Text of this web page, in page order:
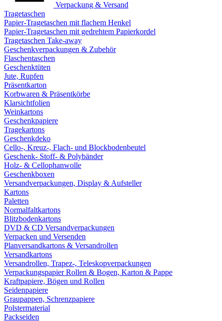
Verpackung & Versand
Tragetaschen
Papier-Tragetaschen mit flachem Henkel
Papier-Tragetaschen mit gedrehtem Papierkordel
Tragetaschen Take-away
Geschenkverpackungen & Zubehör
Flaschentaschen
Geschenktüten
Jute, Rupfen
Präsentkarton
Korbwaren & Präsentkörbe
Klarsichtfolien
Weinkartons
Geschenkpapiere
Tragekartons
Geschenkdeko
Cello-, Kreuz-, Flach- und Blockbodenbeutel
Geschenk- Stoff- & Polybänder
Holz- & Cellophanwolle
Geschenkboxen
Versandverpackungen, Display & Aufsteller
Kartons
Paletten
Normalfaltkartons
Blitzbodenkartons
DVD & CD Versandverpackungen
Verpacken und Versenden
Planversandkartons & Versandrollen
Versandkartons
Versandrollen, Trapez-, Teleskopverpackungen
Verpackungspapier Rollen & Bogen, Karton & Pappe
Kraftpapiere, Bögen und Rollen
Seidenpapiere
Graupappen, Schrenzpapiere
Polstermaterial
Packseiden